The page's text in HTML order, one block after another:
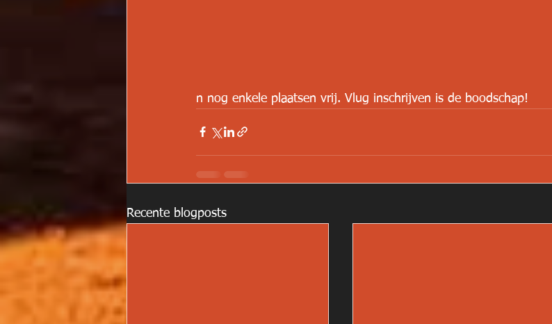
n nog enkele plaatsen vrij. Vlug inschrijven is de boodschap!
Recente blogposts